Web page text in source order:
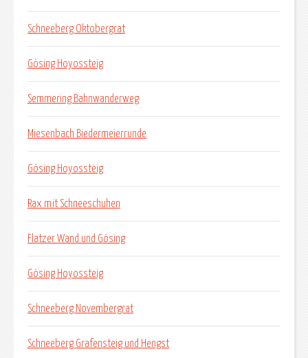
Schneeberg Oktobergrat
Gösing Hoyossteig
Semmering Bahnwanderweg
Miesenbach Biedermeierrunde
Gösing Hoyossteig
Rax mit Schneeschuhen
Flatzer Wand und Gösing
Gösing Hoyossteig
Schneeberg Novembergrat
Schneeberg Grafensteig und Hengst